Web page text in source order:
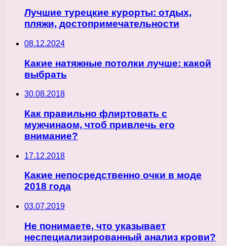
Лучшие турецкие курорты: отдых,
пляжи, достопримечательности
08.12.2024
Какие натяжные потолки лучше: какой
выбрать
30.08.2018
Как правильно флиртовать с
мужчинаом, чтоб привлечь его
внимание?
17.12.2018
Какие непосредственно очки в моде
2018 года
03.07.2019
Не понимаете, что указывает
неспециализированный анализ крови?